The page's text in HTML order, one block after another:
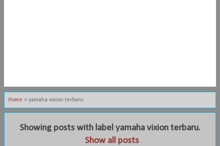
Home » yamaha vixion terbaru
Showing posts with label yamaha vixion terbaru.
Show all posts